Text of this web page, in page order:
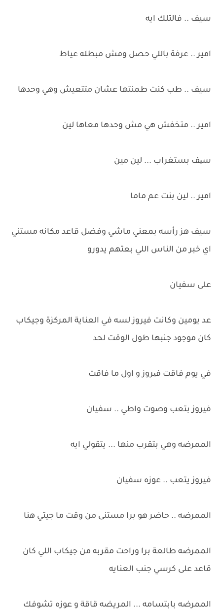
سيف .. فالتلك ايه
امير .. عرفة باللي حصل ومش مبطله عياط
سيف .. طب كنت طمنتها عشان متتعيش وهي وحدها
امير .. متخفش هي مش وحدها معاها لين
سیف بستغراب ... لين مين
امير .. لين بنت عم ماما
سيف هز رأسه بمعني ماشي وفضل قاعد مكانه مستني
اي خبر من الناس اللي بعتهم يدورو
على سفيان
عد يومين وكانت فيروز لسه في العناية المركزة وجيكاب
كان موجود جنبها طول الوقت لحد
في يوم فاقت فیروز و اول ما فاقت
فيروز بتعب وصوت واطي .. سفيان
الممرضه وهي بتقرب منها ... يتقولي ايه
فيروز يتعب .. عوزه سفيان
الممرضه .. حاضر هو برا مستنى من وقت ما جيتي هنا
الممرضه طالعة برا وراحت مقربه من جيكاب اللي كان
قاعد على كرسي جنب العنايه
الممرضه بابتسامه ... المريضه قاقة و عوزه تشوفك